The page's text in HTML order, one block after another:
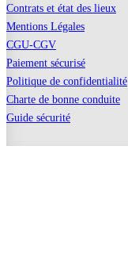
Contrats et état des lieux
Mentions Légales
CGU-CGV
Paiement sécurisé
Politique de confidentialité
Charte de bonne conduite
Guide sécurité